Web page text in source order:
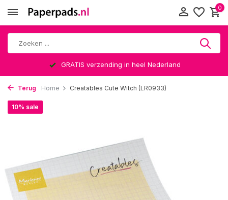
0
GRATIS verzending in heel Nederland
Terug Home Creatables Cute Witch (LR0933)
10% sale